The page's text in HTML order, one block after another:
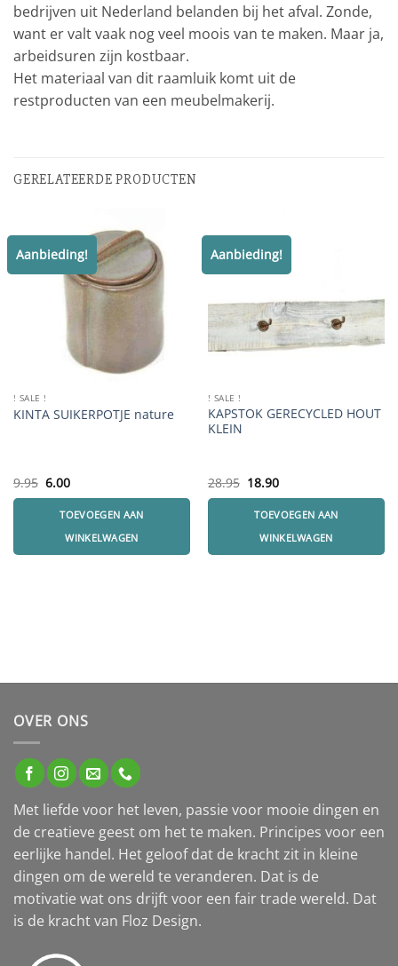
bedrijven uit Nederland belanden bij het afval. Zonde,
want er valt vaak nog veel moois van te maken. Maar ja,
arbeidsuren zijn kostbaar.
Het materiaal van dit raamluik komt uit de
restproducten van een meubelmakerij.
GERELATEERDE PRODUCTEN
Aanbieding!
! SALE !
KINTA SUIKERPOTJE nature
9.95 Oorspronkelijke
9.95.
6.00Huidige
6.00.
TOEVOEGEN AAN
WINKELWAGEN
Aanbieding!
! SALE !
KAPSTOK GERECYCLED HOUT
KLEIN
28.95 Oorspronkelijke
28.95.
18.90Huidige
18.90.
TOEVOEGEN AAN
WINKELWAGEN
OVER ONS
Met liefde voor het leven, passie voor mooie dingen en
de creatieve geest om het te maken. Principes voor een
eerlijke handel. Het geloof dat de kracht zit in kleine
dingen om de wereld te veranderen. Dat is de
motivatie wat ons drijft voor een fair trade wereld. Dat
is de kracht van Floz Design.